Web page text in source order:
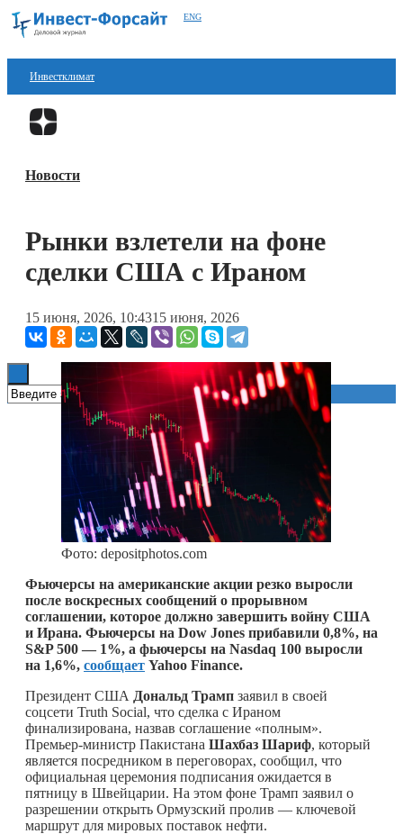
ENG
Инвестклимат
Финансы
Блокчейн
Книги
Новости
Рынки взлетели на фоне
сделки США с Ираном
15 июня, 2026, 10:4315 июня, 2026
Фото: depositphotos.com
Фьючерсы на американские акции резко выросли
после воскресных сообщений о прорывном
соглашении, которое должно завершить войну США
и Ирана. Фьючерсы на Dow Jones прибавили 0,8%, на
S&P 500 — 1%, а фьючерсы на Nasdaq 100 выросли
на 1,6%, сообщает Yahoo Finance.
Президент США Дональд Трамп заявил в своей
соцсети Truth Social, что сделка с Ираном
финализирована, назвав соглашение «полным».
Премьер-министр Пакистана Шахбаз Шариф, который
является посредником в переговорах, сообщил, что
официальная церемония подписания ожидается в
пятницу в Швейцарии. На этом фоне Трамп заявил о
разрешении открыть Ормузский пролив — ключевой
маршрут для мировых поставок нефти.